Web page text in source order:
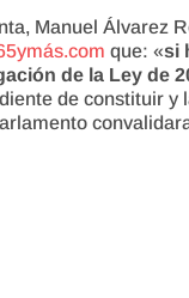
Manuel Álvarez
que: «si
de la Ley de
de constituir y